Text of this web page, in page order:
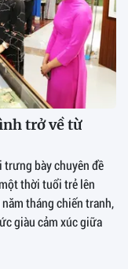
trở về từ
trưng bày chuyên đề
thời tuổi trẻ lên
tháng chiến tranh,
giàu cảm xúc giữa